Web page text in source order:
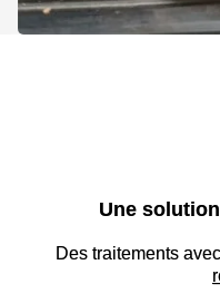
Une
Des traitements avec